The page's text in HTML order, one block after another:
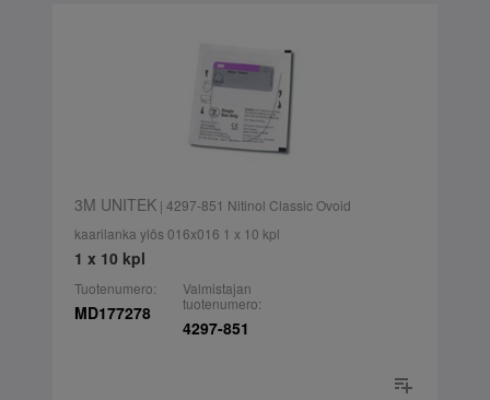
3M UNITEK| 4297-851 Nitinol Classic Ovoid
kaarilanka ylös 016x016 1 x 10 kpl
1 x 10 kpl
Tuotenumero:
MD177278
Valmistajan
tuotenumero:
4297-851